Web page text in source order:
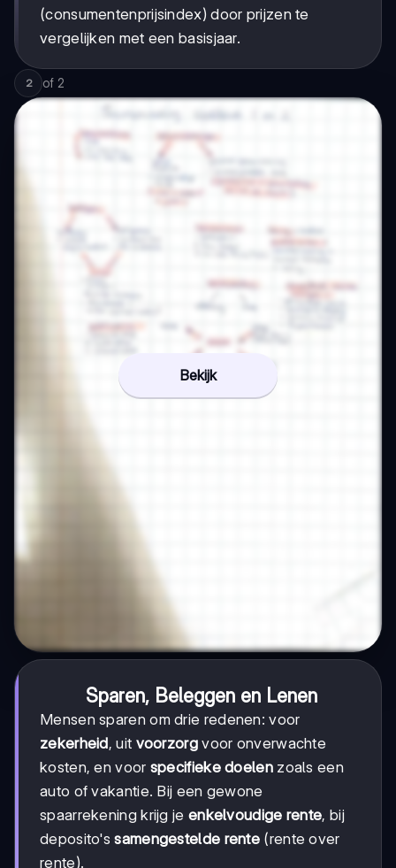
(consumentenprijsindex) door prijzen te
vergelijken met een basisjaar.
2 of 2
Bekijk
Sparen, Beleggen en Lenen
Mensen sparen om drie redenen: voor
zekerheid, uit voorzorgvoor onverwachte
kosten, en voor specifieke doelenzoals een
auto of vakantie. Bij een gewone
spaarrekening krijg je enkelvoudige rente, bij
deposito'ssamengestelde rente (rente over
rente).